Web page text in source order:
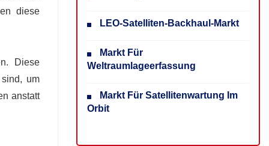
diese
Diese
um
anstatt
LEO-Satelliten-Backhaul-Markt
Markt Für
Weltraumlageerfassung
Markt Für Satellitenwartung Im
Orbit